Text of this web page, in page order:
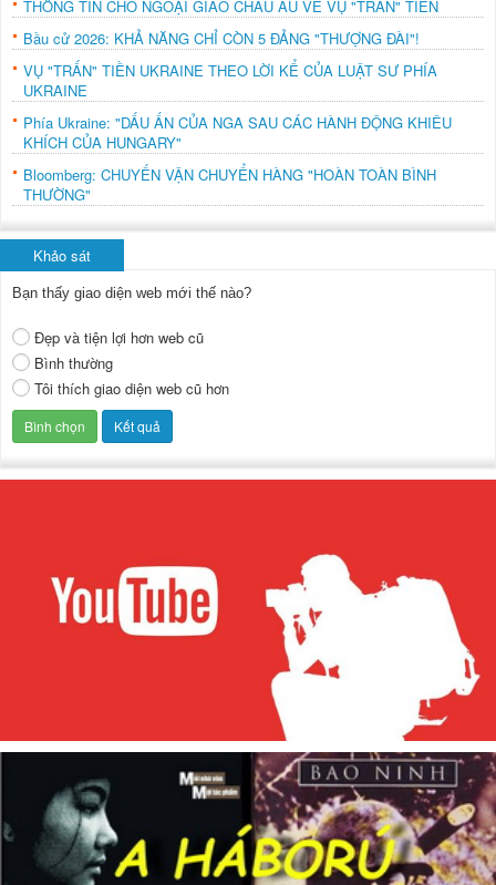
THÔNG TIN CHO NGOẠI GIAO CHÂU ÂU VỀ VỤ "TRẤN" TIỀN
Bầu cử 2026: KHẢ NĂNG CHỈ CÒN 5 ĐẢNG "THƯỢNG ĐÀI"!
VỤ "TRẤN" TIỀN UKRAINE THEO LỜI KỂ CỦA LUẬT SƯ PHÍA
UKRAINE
Phía Ukraine: "DẤU ẤN CỦA NGA SAU CÁC HÀNH ĐỘNG KHIÊU
KHÍCH CỦA HUNGARY"
Bloomberg: CHUYẾN VẬN CHUYỂN HÀNG "HOÀN TOÀN BÌNH
THƯỜNG"
Khảo sát
Bạn thấy giao diện web mới thế nào?
Đẹp và tiện lợi hơn web cũ
Bình thường
Tôi thích giao diện web cũ hơn